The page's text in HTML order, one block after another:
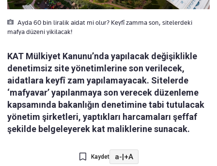
Ayda 60 bin liralik aidat mi olur? Keyfî zamma son, sitelerdeki
mafya düzeni yikilacak!
KAT Mülkiyet Kanunu’nda yapılacak değişiklikle
denetimsiz site yönetimlerine son verilecek,
aidatlara keyfî zam yapılamayacak. Sitelerde
‘mafyavar’ yapılanmaya son verecek düzenleme
kapsamında bakanlığın denetimine tabi tutulacak
yönetim şirketleri, yaptıkları harcamaları şeffaf
şekilde belgeleyerek kat maliklerine sunacak.
Kaydet a-|+A